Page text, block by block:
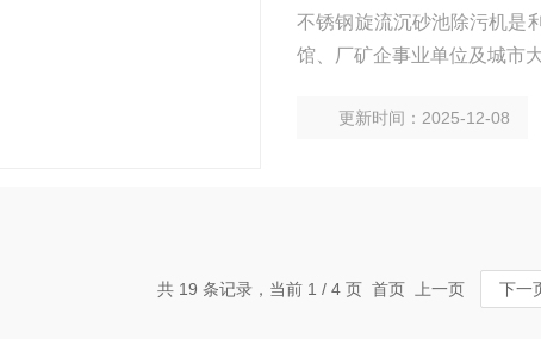
不锈钢旋流沉砂池除污机是
馆、厂矿企事业单位及城市
更新时间：2025-12-08
共 19 条记录，当前 1 / 4 页 首页 上一页 下一